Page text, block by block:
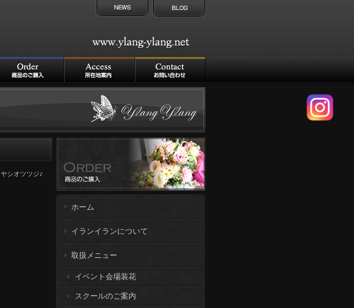
ホーム
イランイランについて
取扱メニュー
イベント会場装花
スクールのご案内
シオツツジ♪